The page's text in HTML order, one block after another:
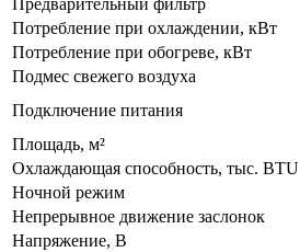
Предварительный фильтр
Потребление при охлаждении, кВт
Потребление при обогреве, кВт
Подмес свежего воздуха
Подключение питания
Площадь, м²
Охлаждающая способность, тыс. BTU
Ночной режим
Непрерывное движение заслонок
Напряжение, В